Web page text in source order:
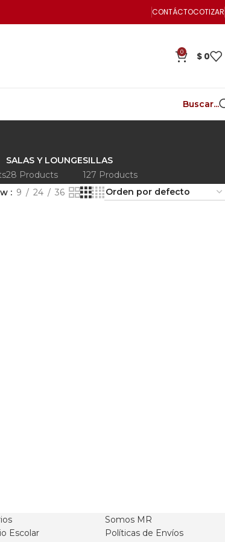
CONTÁCTOCOTIZAR
0 $ 0
Buscar...
SALAS Y LOUNGE
28 Products
SILLAS
127 Products
9 24 36
Escolar
Somos MR
Políticas de Envíos